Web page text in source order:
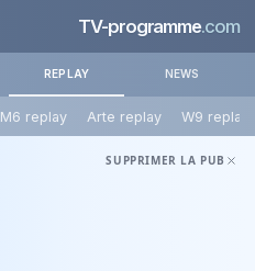
TV-programme.com
REPLAY NEWS
M6 replay Arte replay W9 replay
SUPPRIMER LA PUB